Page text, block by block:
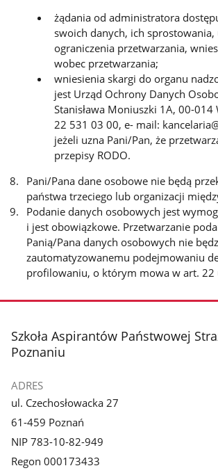
żądania od administratora
swoich danych, ich
ograniczenia przetwarzania,
wobec przetwarzania;
wniesienia skargi do organu
jest Urząd Ochrony Danych
Stanisława Moniuszki 1A, 00-014
22 531 03 00, e- mail:
jeżeli uzna Pani/Pan, że
przepisy RODO.
Pani/Pana dane osobowe nie będą
państwa trzeciego lub organizacji
Podanie danych osobowych jest
i jest obowiązkowe. Przetwarzanie
Panią/Pana danych osobowych nie
zautomatyzowanemu podejmowaniu
profilowaniu, o którym mowa w art. 22
stopka
Szkoła Aspirantów Państwowej
Poznaniu
ADRES
ul. Czechosłowacka 27
61-459 Poznań
NIP 783-10-82-949
Regon 000173433